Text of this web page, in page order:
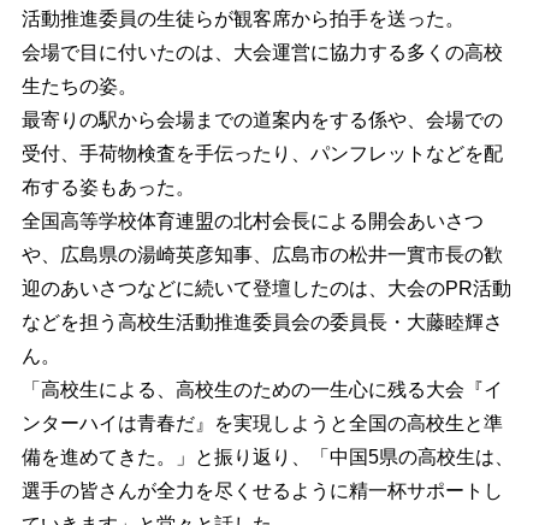
活動推進委員の生徒らが観客席から拍手を送った。
会場で目に付いたのは、大会運営に協力する多くの高校
生たちの姿。
最寄りの駅から会場までの道案内をする係や、会場での
受付、手荷物検査を手伝ったり、パンフレットなどを配
布する姿もあった。
全国高等学校体育連盟の北村会長による開会あいさつ
や、広島県の湯崎英彦知事、広島市の松井一實市長の歓
迎のあいさつなどに続いて登壇したのは、大会のPR活動
などを担う高校生活動推進委員会の委員長・大藤睦輝さ
ん。
「高校生による、高校生のための一生心に残る大会『イ
ンターハイは青春だ』を実現しようと全国の高校生と準
備を進めてきた。」と振り返り、「中国5県の高校生は、
選手の皆さんが全力を尽くせるように精一杯サポートし